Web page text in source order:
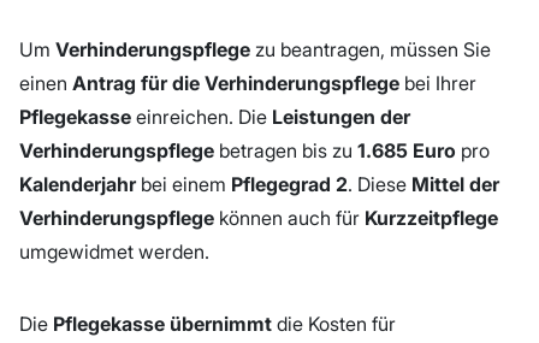
Um Verhinderungspflege zu beantragen, müssen Sie
einen Antrag für die Verhinderungspflege bei Ihrer
Pflegekasse einreichen. Die Leistungen der
Verhinderungspflege betragen bis zu 1.685 Euro pro
Kalenderjahrbei einem Pflegegrad 2. Diese Mittel der
Verhinderungspflege können auch für Kurzzeitpflege
umgewidmet werden.
Die Pflegekasse übernimmt die Kosten für